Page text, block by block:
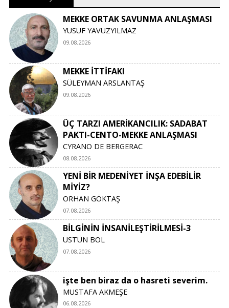
MEKKE ORTAK SAVUNMA ANLAŞMASI
YUSUF YAVUZYILMAZ
09.08.2026
MEKKE İTTİFAKI
SÜLEYMAN ARSLANTAŞ
09.08.2026
ÜÇ TARZI AMERİKANCILIK: SADABAT
PAKTI-CENTO-MEKKE ANLAŞMASI
CYRANO DE BERGERAC
08.08.2026
YENİ BİR MEDENİYET İNŞA EDEBİLİR
MİYİZ?
ORHAN GÖKTAŞ
07.08.2026
BİLGİNİN İNSANİLEŞTİRİLMESİ-3
ÜSTÜN BOL
07.08.2026
işte ben biraz da o hasreti severim.
MUSTAFA AKMEŞE
06.08.2026